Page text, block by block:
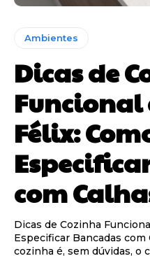
Ambientes
Dicas de
Funcional
Félix:
com
Dicas de Cozinha
Especificar Bancadas com
cozinha é, sem dúvidas, o